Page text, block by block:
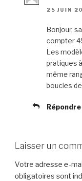
25 JUIN
Bonjour,
compter
Les
pratiques
même
boucles
Répondre
Laisser un
Votre adresse e-
obligatoires sont